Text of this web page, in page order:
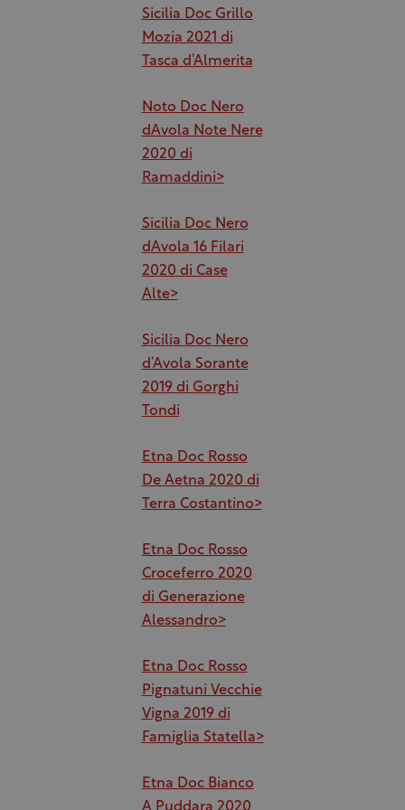
Sicilia Doc Grillo
Mozia 2021 di
Tasca d’Almerita
Noto Doc Nero
dAvola Note Nere
2020 di
Ramaddini>
Sicilia Doc Nero
dAvola 16 Filari
2020 di Case
Alte>
Sicilia Doc Nero
d’Avola Sorante
2019 di Gorghi
Tondi
Etna Doc Rosso
De Aetna 2020 di
Terra Costantino>
Etna Doc Rosso
Croceferro 2020
di Generazione
Alessandro>
Etna Doc Rosso
Pignatuni Vecchie
Vigna 2019 di
Famiglia Statella>
Etna Doc Bianco
A Puddara 2020